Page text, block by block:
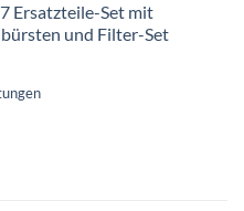
Ersatzteile-Set mit
und Filter-Set